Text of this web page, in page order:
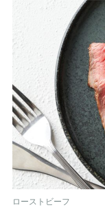
ローストビーフ